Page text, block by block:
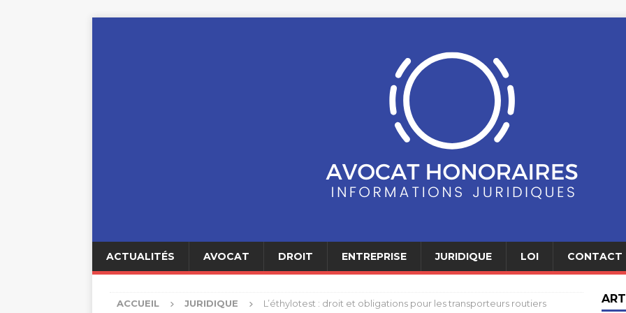
ACTUALITÉS AVOCAT DROIT ENTREPRISE JURIDIQUE LOI CONTACT
ACCUEIL JURIDIQUE L’éthylotest : droit et obligations pour les transporteurs routiers